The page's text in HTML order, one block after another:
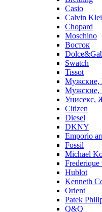
Casio
Calvin
Chopard
Moschino
Восток
Swatch
Tissot
Мужские,
Мужские,
Унисекс,
Citizen
Diesel
DKNY
Emporio
Fossil
Michael
Frederique
Hublot
Kenneth
Orient
Patek
Q&Q